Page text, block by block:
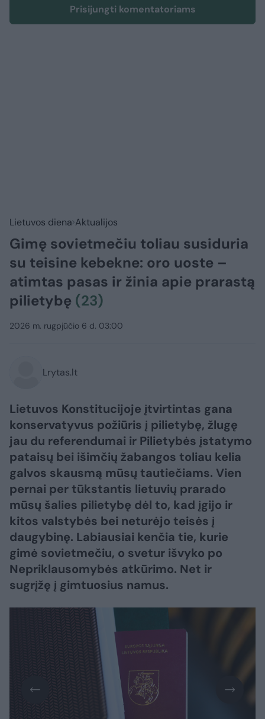
Prisijungti komentatoriams
Lietuvos diena Aktualijos
Gimę sovietmečiu toliau susiduria
su teisine kebekne: oro uoste –
atimtas pasas ir žinia apie prarastą
pilietybę (23)
2026 m. rugpjūčio 6 d. 03:00
Lrytas.lt
Lietuvos Konstitucijoje įtvirtintas gana
konservatyvus požiūris į pilietybę, žlugę
jau du referendumai ir Pilietybės įstatymo
pataisų bei išimčių žabangos toliau kelia
galvos skausmą mūsų tautiečiams. Vien
pernai per tūkstantis lietuvių prarado
mūsų šalies pilietybę dėl to, kad įgijo ir
kitos valstybės bei neturėjo teisės į
daugybinę. Labiausiai kenčia tie, kurie
gimė sovietmečiu, o svetur išvyko po
Nepriklausomybės atkūrimo. Net ir
sugrįžę į gimtuosius namus.